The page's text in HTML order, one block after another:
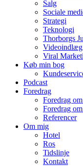
Salg
Sociale
Strategi
Teknologi
Thorborgs
Videoindlæg
Viral
Køb min bog
Podcast
Foredrag
Foredrag
Foredrag
Referencer
Om mig
Hotel
Ros
Tidslinje
Kontakt